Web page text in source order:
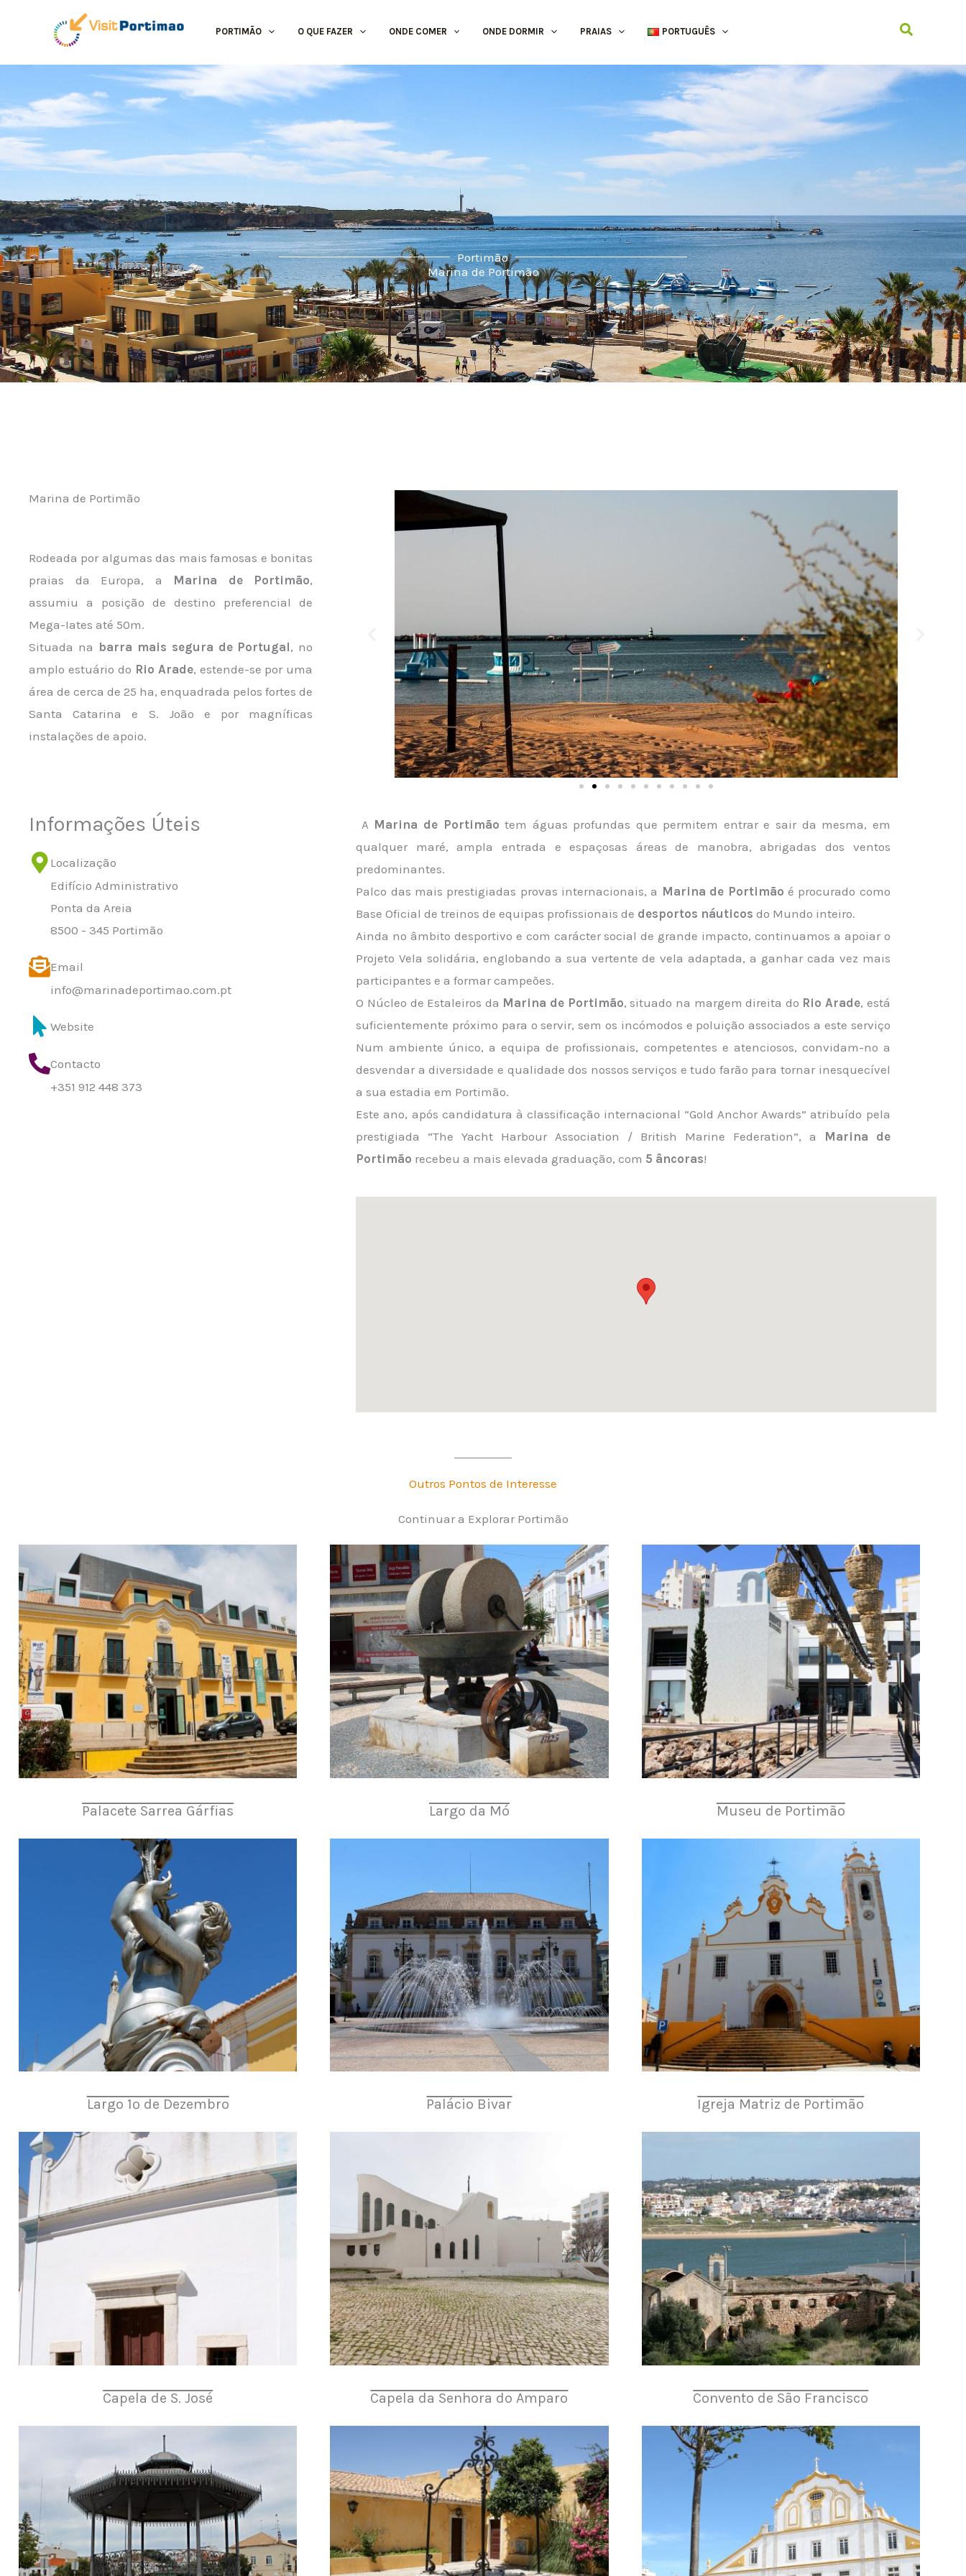
PORTIMÃO O QUE FAZER ONDE COMER ONDE DORMIR PRAIAS PORTUGUÊS Search
Portimão
Marina de Portimão
Marina de Portimão
Rodeada por algumas das mais famosas e bonitas
praias da Europa, a Marina de Portimão,
assumiu a posição de destino preferencial de
Mega-Iates até 50m.
Situada na barra mais segura de Portugal, no
amplo estuário do Rio Arade, estende-se por uma
área de cerca de 25 ha, enquadrada pelos fortes de
Santa Catarina e S. João e por magníficas
instalações de apoio.
Informações Úteis
Localização
Edifício Administrativo
Ponta da Areia
8500 - 345 Portimão
Email
info@marinadeportimao.com.pt
Website
Contacto
+351 912 448 373
A Marina de Portimão tem águas profundas que permitem entrar e sair da mesma, em
qualquer maré, ampla entrada e espaçosas áreas de manobra, abrigadas dos ventos
predominantes.
Palco das mais prestigiadas provas internacionais, a Marina de Portimão é procurado como
Base Oficial de treinos de equipas profissionais de desportos náuticos do Mundo inteiro.
Ainda no âmbito desportivo e com carácter social de grande impacto, continuamos a apoiar o
Projeto Vela solidária, englobando a sua vertente de vela adaptada, a ganhar cada vez mais
participantes e a formar campeões.
O Núcleo de Estaleiros da Marina de Portimão, situado na margem direita do Rio Arade, está
suficientemente próximo para o servir, sem os incómodos e poluição associados a este serviço
Num ambiente único, a equipa de profissionais, competentes e atenciosos, convidam-no a
desvendar a diversidade e qualidade dos nossos serviços e tudo farão para tornar inesquecível
a sua estadia em Portimão.
Este ano, após candidatura à classificação internacional “Gold Anchor Awards” atribuído pela
prestigiada “The Yacht Harbour Association / British Marine Federation”, a
Marina de
Portimão recebeu a mais elevada graduação, com 5 âncoras!
Outros Pontos de Interesse
Continuar a Explorar Portimão
Palacete Sarrea Gárfias Largo da Mó Museu de Portimão
Largo 1º de Dezembro Palácio Bivar Igreja Matriz de Portimão
Capela de S. José Capela da Senhora do Amparo Convento de São Francisco